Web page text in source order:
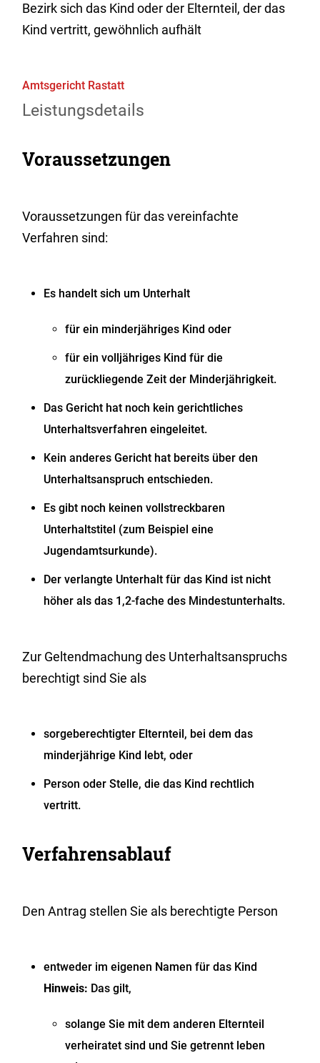
Bezirk sich das Kind oder der Elternteil, der das
Kind vertritt, gewöhnlich aufhält
Amtsgericht Rastatt
Leistungsdetails
Voraussetzungen
Voraussetzungen für das vereinfachte
Verfahren sind:
Es handelt sich um Unterhalt
für ein minderjähriges Kind oder
für ein volljähriges Kind für die
zurückliegende Zeit der Minderjährigkeit.
Das Gericht hat noch kein gerichtliches
Unterhaltsverfahren eingeleitet.
Kein anderes Gericht hat bereits über den
Unterhaltsanspruch entschieden.
Es gibt noch keinen vollstreckbaren
Unterhaltstitel (zum Beispiel eine
Jugendamtsurkunde).
Der verlangte Unterhalt für das Kind ist nicht
höher als das 1,2-fache des Mindestunterhalts.
Zur Geltendmachung des Unterhaltsanspruchs
berechtigt sind Sie als
sorgeberechtigter Elternteil, bei dem das
minderjährige Kind lebt, oder
Person oder Stelle, die das Kind rechtlich
vertritt.
Verfahrensablauf
Den Antrag stellen Sie als berechtigte Person
entweder im eigenen Namen für das Kind
Hinweis: Das gilt,
solange Sie mit dem anderen Elternteil
verheiratet sind und Sie getrennt leben